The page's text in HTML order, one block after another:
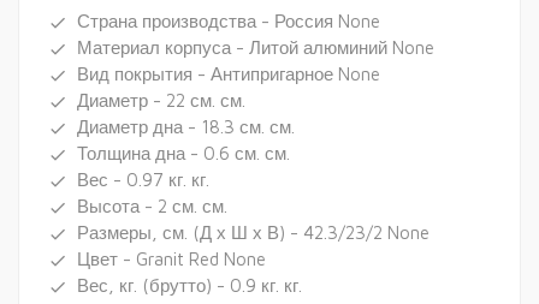
done Страна производства - Россия None
done Материал корпуса - Литой алюминий None
done Вид покрытия - Антипригарное None
done Диаметр - 22 см. см.
done Диаметр дна - 18.3 см. см.
done Толщина дна - 0.6 см. см.
done Вес - 0.97 кг. кг.
done Высота - 2 см. см.
done Размеры, см. (Д х Ш х В) - 42.3/23/2 None
done Цвет - Granit Red None
done Вес, кг. (брутто) - 0.9 кг. кг.